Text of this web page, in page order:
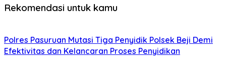
Rekomendasi untuk kamu
Polres Pasuruan Mutasi Tiga Penyidik Polsek Beji Demi
Efektivitas dan Kelancaran Proses Penyidikan